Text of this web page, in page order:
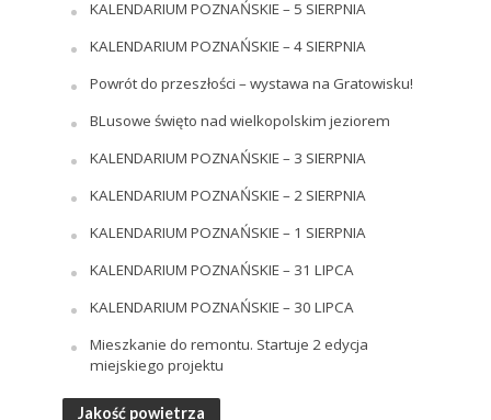
KALENDARIUM POZNAŃSKIE – 5 SIERPNIA
KALENDARIUM POZNAŃSKIE – 4 SIERPNIA
Powrót do przeszłości – wystawa na Gratowisku!
BLusowe święto nad wielkopolskim jeziorem
KALENDARIUM POZNAŃSKIE – 3 SIERPNIA
KALENDARIUM POZNAŃSKIE – 2 SIERPNIA
KALENDARIUM POZNAŃSKIE – 1 SIERPNIA
KALENDARIUM POZNAŃSKIE – 31 LIPCA
KALENDARIUM POZNAŃSKIE – 30 LIPCA
Mieszkanie do remontu. Startuje 2 edycja
miejskiego projektu
Jakość powietrza